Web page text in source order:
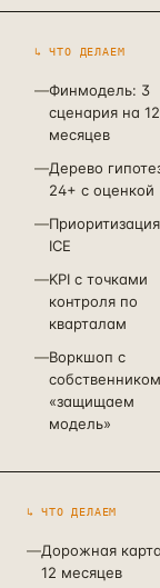
↳ ЧТО ДЕЛАЕМ
—Финмодель: 3
сценария на 12
месяцев
—Дерево
24+ с оценкой
—
ICE
—KPI с точками
контроля по
кварталам
—Воркшоп с
«защищаем
модель»
↳ ЧТО ДЕЛАЕМ
—Дорожная
12 месяцев